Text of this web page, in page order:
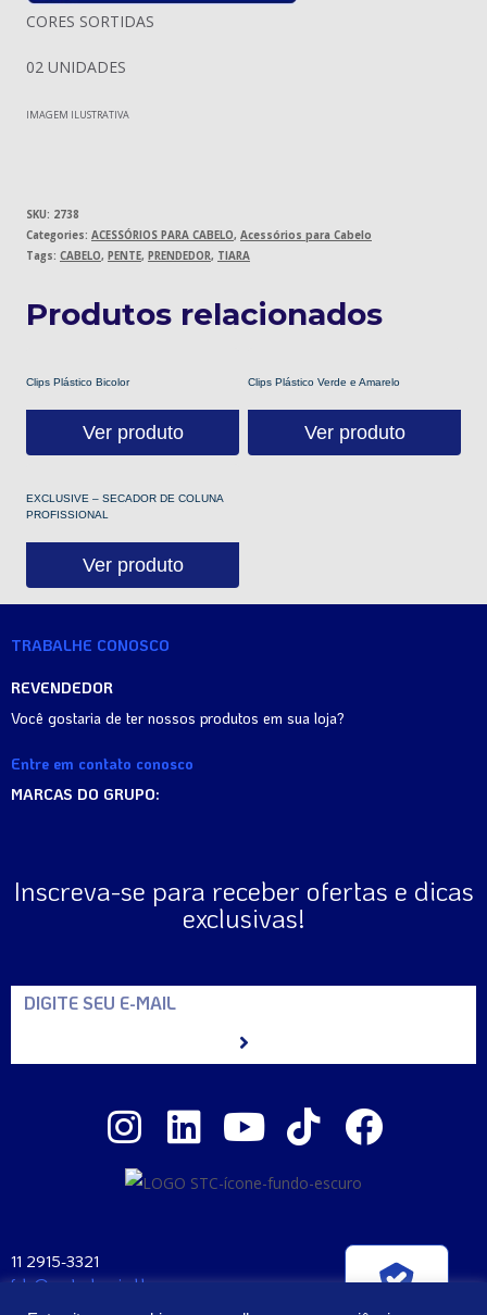
CORES SORTIDAS
02 UNIDADES
IMAGEM ILUSTRATIVA
SKU: 2738
Categories: ACESSÓRIOS PARA CABELO, Acessórios para Cabelo
Tags: CABELO, PENTE, PRENDEDOR, TIARA
Produtos relacionados
Clips Plástico Bicolor
Ver produto
Clips Plástico Verde e Amarelo
Ver produto
EXCLUSIVE – SECADOR DE COLUNA
PROFISSIONAL
Ver produto
TRABALHE CONOSCO
REVENDEDOR
Você gostaria de ter nossos produtos em sua loja?
Entre em contato conosco
MARCAS DO GRUPO:
Inscreva-se para receber ofertas e dicas
exclusivas!
11 2915-3321
fale@santaclara.ind.br